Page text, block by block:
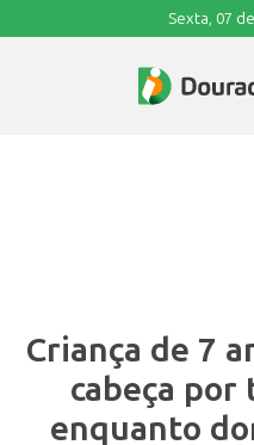
Sexta, 07
Criança de 7
cabeça por
enquanto